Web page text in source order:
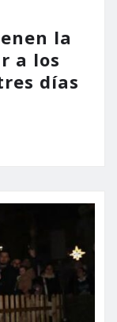
la
a los
días